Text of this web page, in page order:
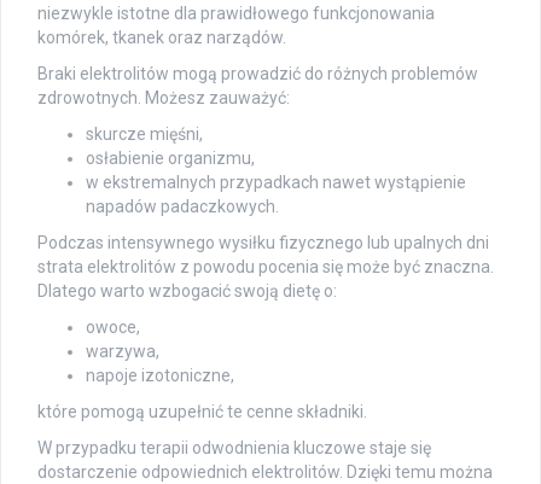
niezwykle istotne dla prawidłowego funkcjonowania
komórek, tkanek oraz narządów.
Braki elektrolitów mogą prowadzić do różnych problemów
zdrowotnych. Możesz zauważyć:
skurcze mięśni,
osłabienie organizmu,
w ekstremalnych przypadkach nawet wystąpienie
napadów padaczkowych.
Podczas intensywnego wysiłku fizycznego lub upalnych dni
strata elektrolitów z powodu pocenia się może być znaczna.
Dlatego warto wzbogacić swoją dietę o:
owoce,
warzywa,
napoje izotoniczne,
które pomogą uzupełnić te cenne składniki.
W przypadku terapii odwodnienia kluczowe staje się
dostarczenie odpowiednich elektrolitów. Dzięki temu można